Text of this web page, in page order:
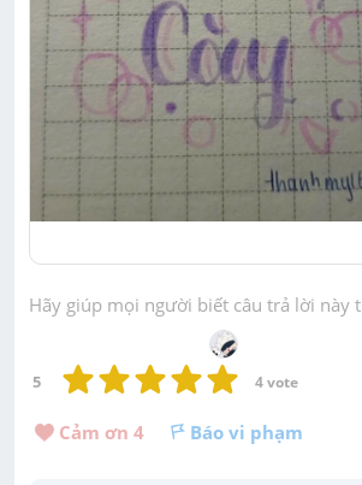
Hãy giúp mọi người biết câu trả lời này
5 4 vote
Cảm ơn 4 Báo vi phạm